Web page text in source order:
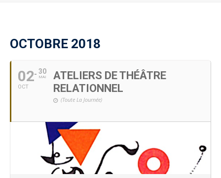
OCTOBRE 2018
02
OCT
30
MAI
ATELIERS DE THÉÂTRE
RELATIONNEL
(Toute La Journée)